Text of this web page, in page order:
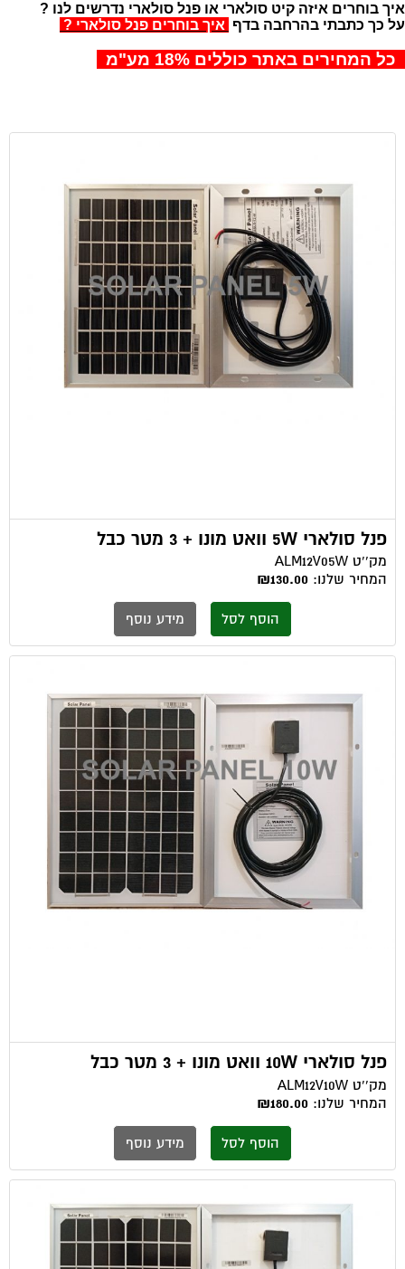
איך בוחרים איזה קיט סולארי או פנל סולארי נדרשים לנו ?
על כך כתבתי בהרחבה בדף איך בוחרים פנל סולארי ?
כל המחירים באתר כוללים 18% מע"מ
פנל סולארי 5W וואט מונו + 3 מטר כבל
מק''ט ALM12V05W
המחיר שלנו: ₪130.00
הוסף לסל מידע נוסף
פנל סולארי 10W וואט מונו + 3 מטר כבל
מק''ט ALM12V10W
המחיר שלנו: ₪180.00
הוסף לסל מידע נוסף